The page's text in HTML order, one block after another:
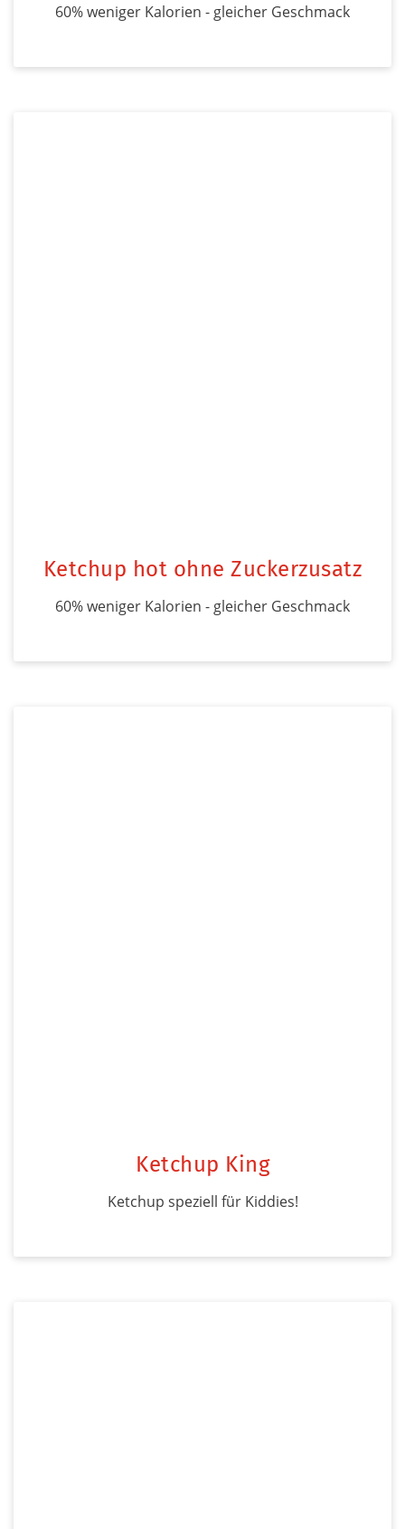
60% weniger Kalorien - gleicher Geschmack
Ketchup hot ohne Zuckerzusatz
60% weniger Kalorien - gleicher Geschmack
Ketchup King
Ketchup speziell für Kiddies!